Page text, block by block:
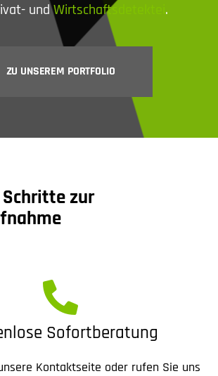
undWirtschaftsdetektei .
ZU UNSEREM PORTFOLIO
zur
Sofortberatung
Kontaktseite oder rufen Sie uns